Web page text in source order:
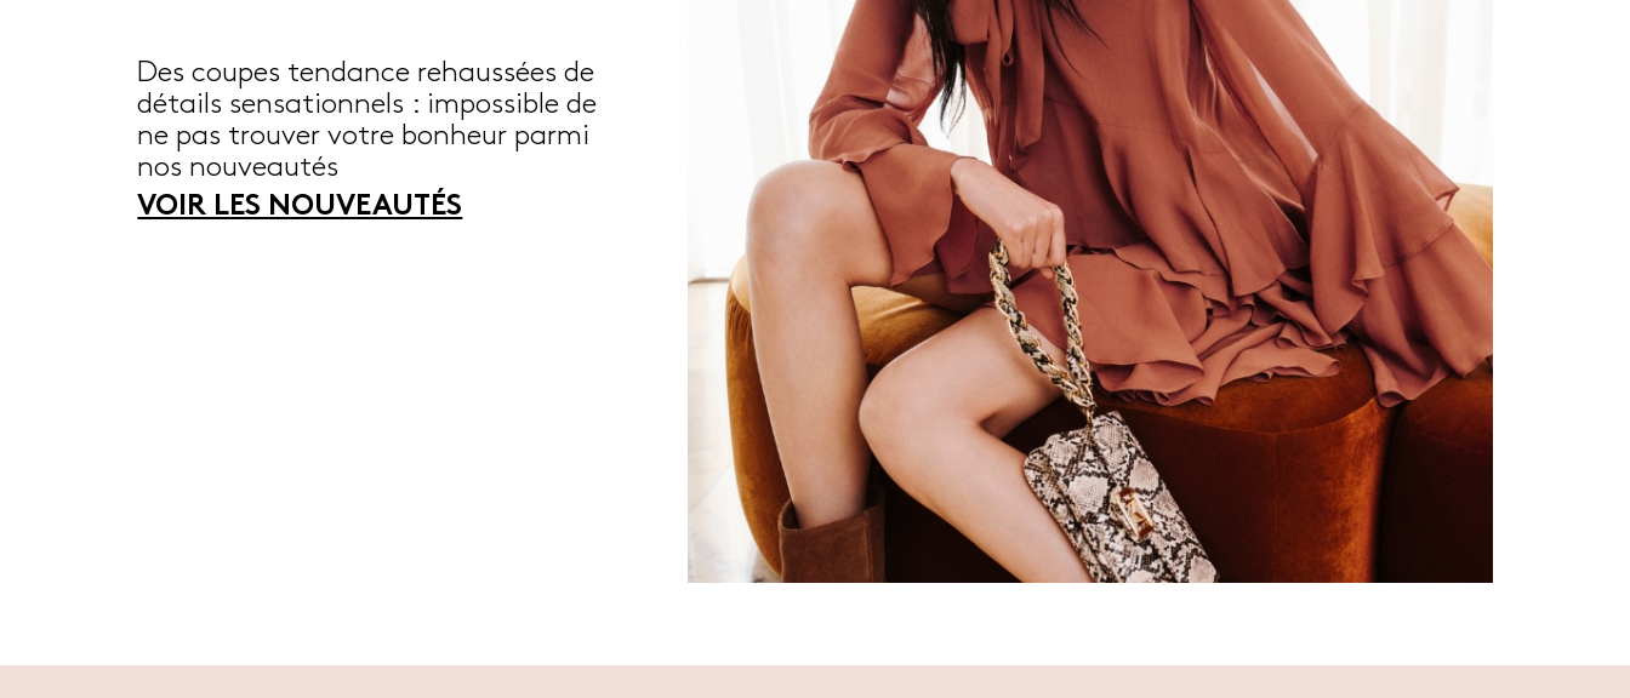
Des coupes tendance rehaussées de
détails sensationnels : impossible de
ne pas trouver votre bonheur parmi
nos nouveautés
VOIR LES NOUVEAUTÉS